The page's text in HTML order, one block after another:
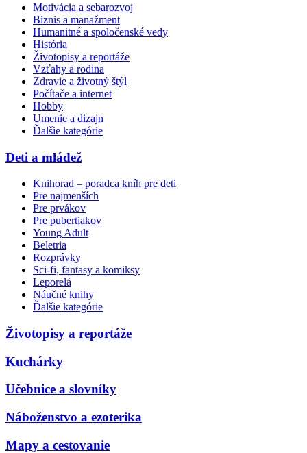
Motivácia a sebarozvoj
Biznis a manažment
Humanitné a spoločenské vedy
História
Životopisy a reportáže
Vzťahy a rodina
Zdravie a životný štýl
Počítače a internet
Hobby
Umenie a dizajn
Ďalšie kategórie
Deti a mládež
Knihorad – poradca kníh pre deti
Pre najmenších
Pre prvákov
Pre pubertiakov
Young Adult
Beletria
Rozprávky
Sci-fi, fantasy a komiksy
Leporelá
Náučné knihy
Ďalšie kategórie
Životopisy a reportáže
Kuchárky
Učebnice a slovníky
Náboženstvo a ezoterika
Mapy a cestovanie